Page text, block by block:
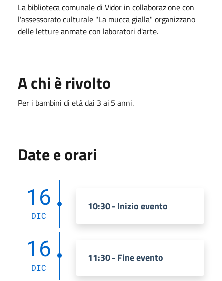
La biblioteca comunale di Vidor in collaborazione con
l'assessorato culturale "La mucca gialla" organizzano
delle letture anmate con laboratori d'arte.
A chi è rivolto
Per i bambini di età dai 3 ai 5 anni.
Date e orari
16
DIC
10:30 - Inizio evento
16
DIC
11:30 - Fine evento